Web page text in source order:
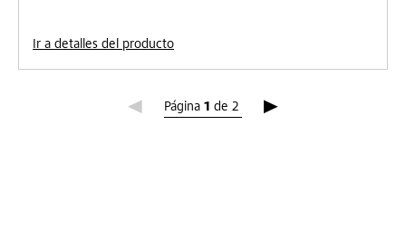
Ir a detalles del producto
Página 1 de 2
Página 1